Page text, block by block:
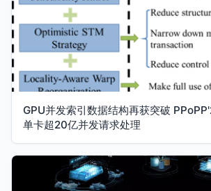
GPU并发索引数据结构再获突破
单卡超20亿并发请求处理